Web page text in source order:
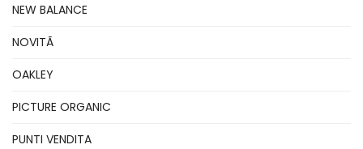
NEW BALANCE
NOVITÃ
OAKLEY
PICTURE ORGANIC
PUNTI VENDITA